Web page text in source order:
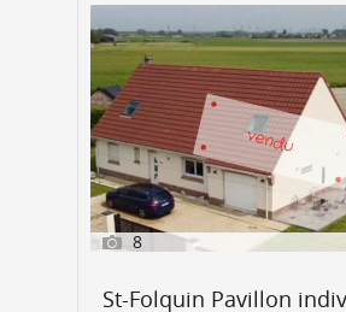
8
St-Folquin Pavillon